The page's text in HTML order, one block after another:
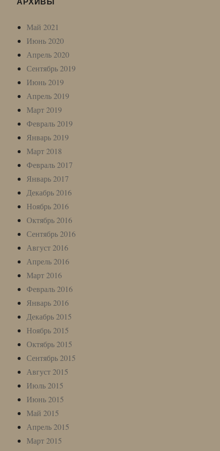
Май 2021
Июнь 2020
Апрель 2020
Сентябрь 2019
Июнь 2019
Апрель 2019
Март 2019
Февраль 2019
Январь 2019
Март 2018
Февраль 2017
Январь 2017
Декабрь 2016
Ноябрь 2016
Октябрь 2016
Сентябрь 2016
Август 2016
Апрель 2016
Март 2016
Февраль 2016
Январь 2016
Декабрь 2015
Ноябрь 2015
Октябрь 2015
Сентябрь 2015
Август 2015
Июль 2015
Июнь 2015
Май 2015
Апрель 2015
Март 2015